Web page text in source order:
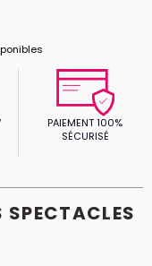
PAIEMENT 100%
SÉCURISÉ